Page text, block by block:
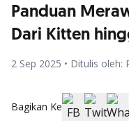
Panduan
Dari Kitten
2 Sep 2025 • Ditulis oleh:
Bagikan Ke